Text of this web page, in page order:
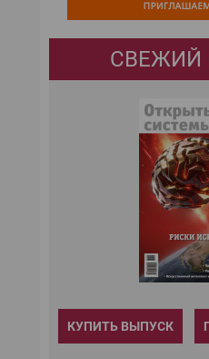
СВЕЖИЙ
КУПИТЬ ВЫПУСК